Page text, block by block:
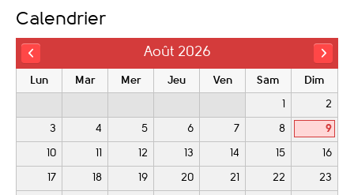
Calendrier
Août 2026
Lun Mar Mer Jeu Ven Sam Dim
1 2
3 4 5 6 7 8 9
10 11 12 13 14 15 16
17 18 19 20 21 22 23